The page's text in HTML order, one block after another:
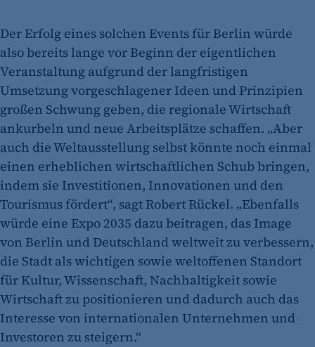
Der Erfolg eines solchen Events für Berlin würde
also bereits lange vor Beginn der eigentlichen
Veranstaltung aufgrund der langfristigen
Umsetzung vorgeschlagener Ideen und Prinzipien
großen Schwung geben, die regionale Wirtschaft
ankurbeln und neue Arbeitsplätze schaffen. „Aber
auch die Weltausstellung selbst könnte noch einmal
einen erheblichen wirtschaftlichen Schub bringen,
indem sie Investitionen, Innovationen und den
Tourismus fördert“, sagt Robert Rückel. „Ebenfalls
würde eine Expo 2035 dazu beitragen, das Image
von Berlin und Deutschland weltweit zu verbessern,
die Stadt als wichtigen sowie weltoffenen Standort
für Kultur, Wissenschaft, Nachhaltigkeit sowie
Wirtschaft zu positionieren und dadurch auch das
Interesse von internationalen Unternehmen und
Investoren zu steigern.“